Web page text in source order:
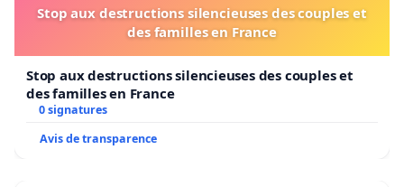
Stop aux destructions silencieuses des couples et
des familles en France
Stop aux destructions silencieuses des couples et
des familles en France
0 signatures
Avis de transparence